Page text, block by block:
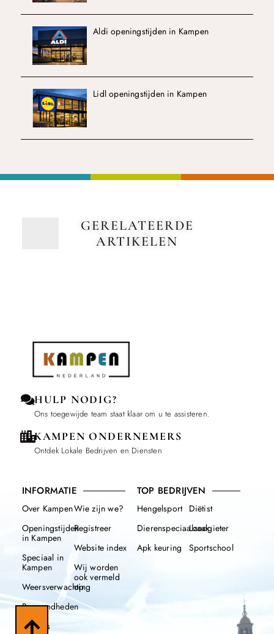
Aldi openingstijden in Kampen
Lidl openingstijden in Kampen
GERELATEERDE
ARTIKELEN
HULP NODIG?
Ons toegewijde team staat klaar om u te assisteren.
KAMPEN ONDERNEMERS
Ontdek Lokale Bedrijven en Diensten
INFORMATIE
Over Kampen
Openingstijden
in Kampen
Speciaal in
Kampen
Weersverwachting
Beroemdheden
Nieuws
Wie zijn we?
Registreer
Website index
Wij worden
ook vermeld
op
TOP BEDRIJVEN
Hengelsport
Dierenspeciaalzaak
Apk keuring
Diëtist
Loodgieter
Sportschool